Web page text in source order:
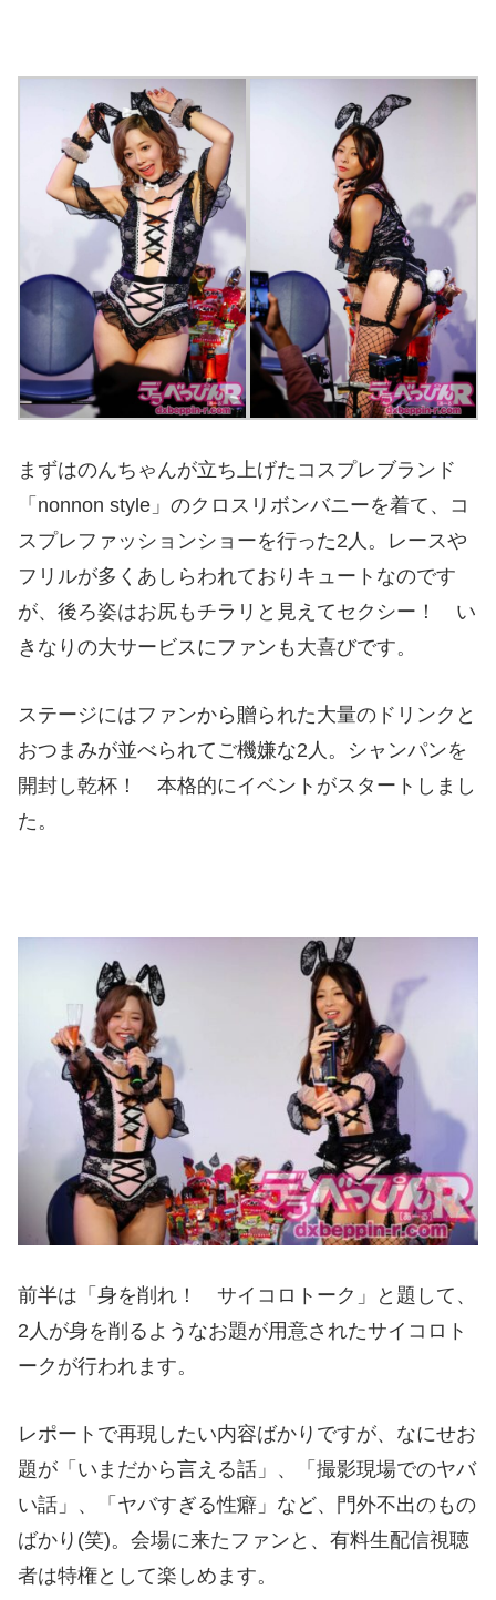
まずはのんちゃんが立ち上げたコスプレブランド
「nonnon style」のクロスリボンバニーを着て、コ
スプレファッションショーを行った2人。レースや
フリルが多くあしらわれておりキュートなのです
が、後ろ姿はお尻もチラリと見えてセクシー！ い
きなりの大サービスにファンも大喜びです。
ステージにはファンから贈られた大量のドリンクと
おつまみが並べられてご機嫌な2人。シャンパンを
開封し乾杯！ 本格的にイベントがスタートしまし
た。
前半は「身を削れ！ サイコロトーク」と題して、
2人が身を削るようなお題が用意されたサイコロト
ークが行われます。
レポートで再現したい内容ばかりですが、なにせお
題が「いまだから言える話」、「撮影現場でのヤバ
い話」、「ヤバすぎる性癖」など、門外不出のもの
ばかり(笑)。会場に来たファンと、有料生配信視聴
者は特権として楽しめます。